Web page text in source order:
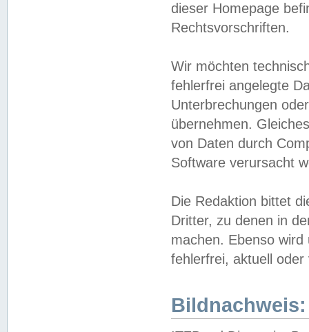
dieser Homepage
Rechtsvorschriften.
Wir möchten
fehlerfrei angelegte
Unterbrechungen
übernehmen.
von Daten durch
Software verursacht
Die Redaktion bittet
Dritter, zu denen in
machen. Ebenso
fehlerfrei, aktuell oder
Bildnachweis: